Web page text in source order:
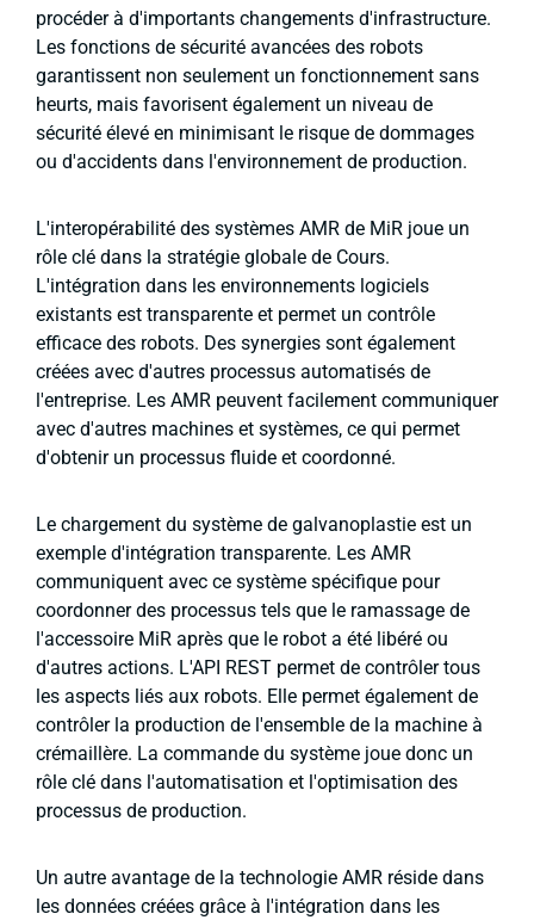
procéder à d'importants changements d'infrastructure.
Les fonctions de sécurité avancées des robots
garantissent non seulement un fonctionnement sans
heurts, mais favorisent également un niveau de
sécurité élevé en minimisant le risque de dommages
ou d'accidents dans l'environnement de production.
L'interopérabilité des systèmes AMR de MiR joue un
rôle clé dans la stratégie globale de Cours.
L'intégration dans les environnements logiciels
existants est transparente et permet un contrôle
efficace des robots. Des synergies sont également
créées avec d'autres processus automatisés de
l'entreprise. Les AMR peuvent facilement communiquer
avec d'autres machines et systèmes, ce qui permet
d'obtenir un processus fluide et coordonné.
Le chargement du système de galvanoplastie est un
exemple d'intégration transparente. Les AMR
communiquent avec ce système spécifique pour
coordonner des processus tels que le ramassage de
l'accessoire MiR après que le robot a été libéré ou
d'autres actions. L'API REST permet de contrôler tous
les aspects liés aux robots. Elle permet également de
contrôler la production de l'ensemble de la machine à
crémaillère. La commande du système joue donc un
rôle clé dans l'automatisation et l'optimisation des
processus de production.
Un autre avantage de la technologie AMR réside dans
les données créées grâce à l'intégration dans les